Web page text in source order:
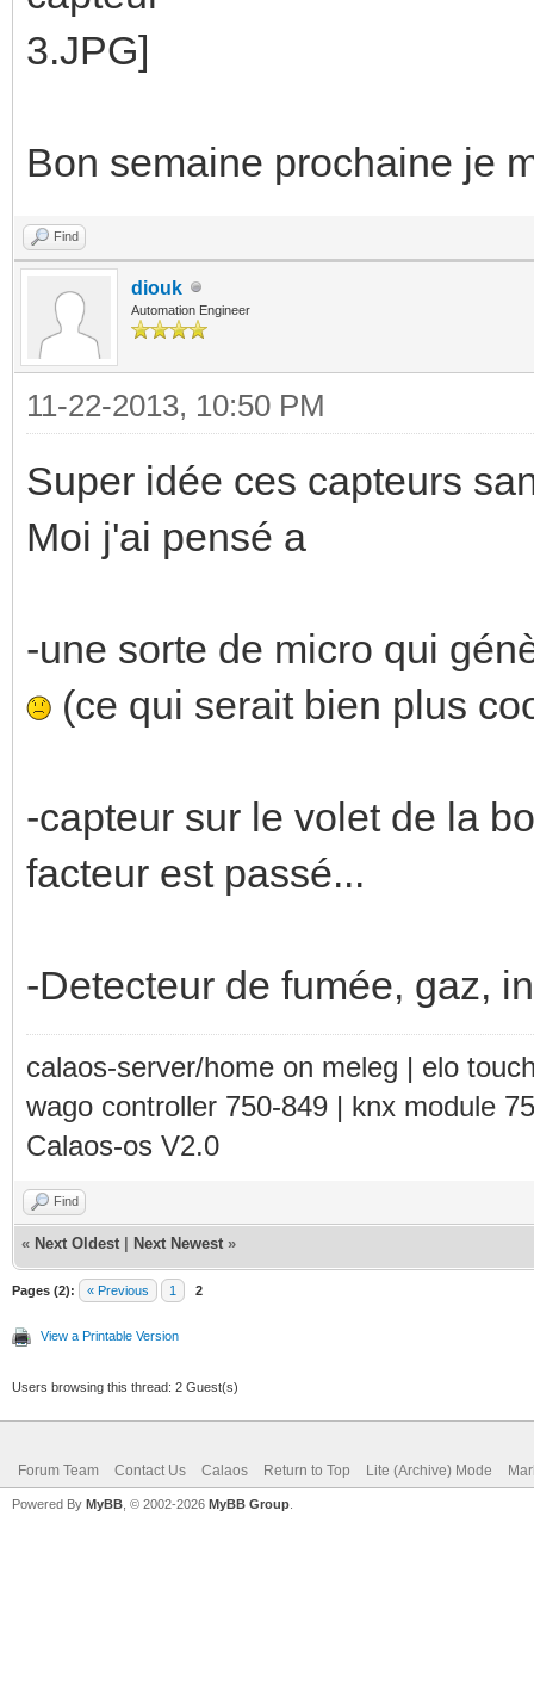
Bon semaine prochaine je
Find
diouk
Automation Engineer
11-22-2013, 10:50 PM
Super idée ces capteurs
Moi j'ai pensé a
-une sorte de micro qui
(ce qui serait bien plus
-capteur sur le volet de la
facteur est passé...
-Detecteur de fumée, gaz,
calaos-server/home on meleg | elo
wago controller 750-849 | knx module
Calaos-os V2.0
Find
« Next Oldest Next Newest »
Pages (2): « Previous 1 2
View a Printable Version
Users browsing this thread: 2 Guest(s)
Forum Team Contact Us Calaos Return to Top Lite (Archive) Mode
Powered By MyBB , © 2002-2026 MyBB Group